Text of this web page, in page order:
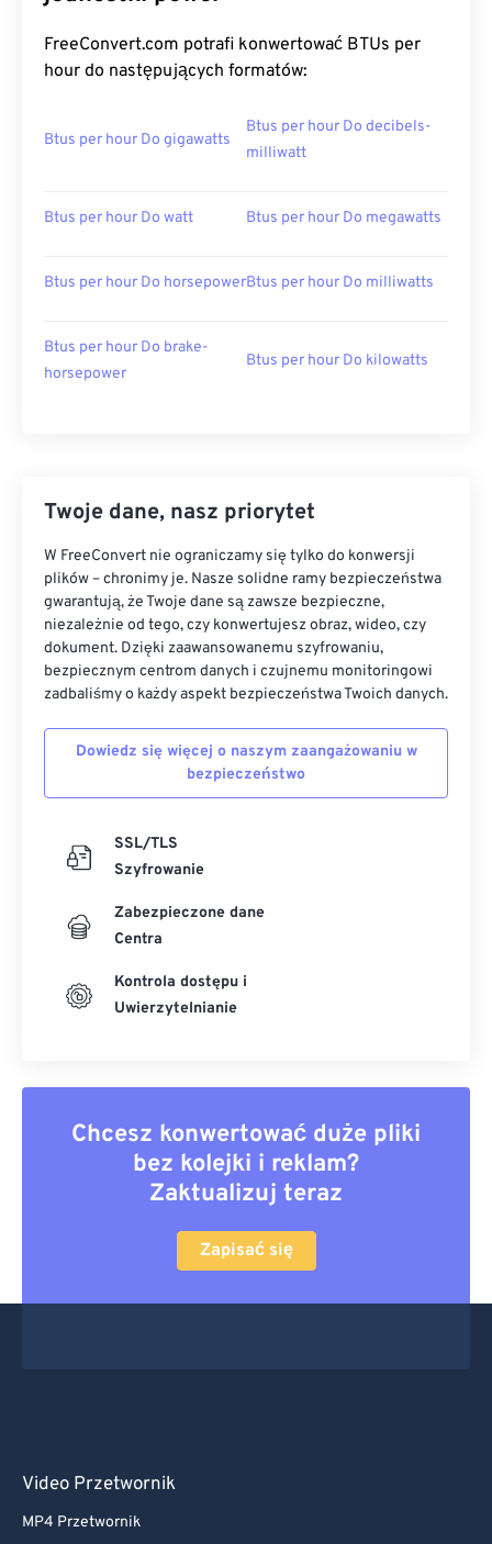
FreeConvert.com potrafi konwertować BTUs per
hour do następujących formatów:
Btus per hour Do gigawatts
Btus per hour Do decibels-
milliwatt
Btus per hour Do watt Btus per hour Do megawatts
Btus per hour Do horsepowerBtus per hour Do milliwatts
Btus per hour Do brake-
horsepower
Btus per hour Do kilowatts
Twoje dane, nasz priorytet
W FreeConvert nie ograniczamy się tylko do konwersji
plików – chronimy je. Nasze solidne ramy bezpieczeństwa
gwarantują, że Twoje dane są zawsze bezpieczne,
niezależnie od tego, czy konwertujesz obraz, wideo, czy
dokument. Dzięki zaawansowanemu szyfrowaniu,
bezpiecznym centrom danych i czujnemu monitoringowi
zadbaliśmy o każdy aspekt bezpieczeństwa Twoich danych.
Dowiedz się więcej o naszym zaangażowaniu w
bezpieczeństwo
SSL/TLS
Szyfrowanie
Zabezpieczone dane
Centra
Kontrola dostępu i
Uwierzytelnianie
Chcesz konwertować duże pliki
bez kolejki i reklam?
Zaktualizuj teraz
Zapisać się
Video Przetwornik
MP4 Przetwornik